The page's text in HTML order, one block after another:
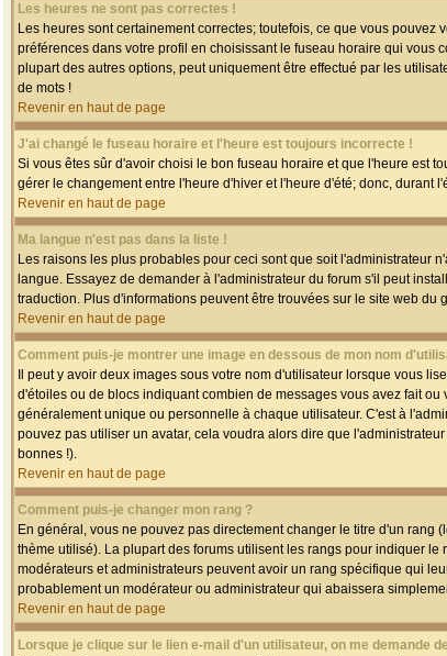
Les heures ne sont pas correctes !
Les heures sont certainement correctes; toutefois, ce que vous
préférences dans votre profil en choisissant le fuseau horaire qui vous
plupart des autres options, peut uniquement être effectué par les
de mots !
Revenir en haut de page
J'ai changé le fuseau horaire et l'heure est toujours incorrecte !
Si vous êtes sûr d'avoir choisi le bon fuseau horaire et que l'heure est
gérer le changement entre l'heure d'hiver et l'heure d'été; donc,
Revenir en haut de page
Ma langue n'est pas dans la liste !
Les raisons les plus probables pour ceci sont que soit l'administrateur
langue. Essayez de demander à l'administrateur du forum s'il peut
traduction. Plus d'informations peuvent être trouvées sur le site web
Revenir en haut de page
Comment puis-je montrer une image en dessous de mon nom
Il peut y avoir deux images sous votre nom d'utilisateur lorsque vous
d'étoiles ou de blocs indiquant combien de messages vous avez fait
généralement unique ou personnelle à chaque utilisateur. C'est à
pouvez pas utiliser un avatar, cela voudra alors dire que
bonnes !).
Revenir en haut de page
Comment puis-je changer mon rang ?
En général, vous ne pouvez pas directement changer le titre d'un
thème utilisé). La plupart des forums utilisent les rangs pour indiquer
modérateurs et administrateurs peuvent avoir un rang spécifique qui
probablement un modérateur ou administrateur qui abaissera
Revenir en haut de page
Lorsque je clique sur le lien e-mail d'un utilisateur, on me demande